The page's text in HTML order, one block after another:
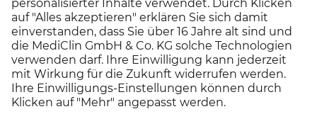
Betriebsleitung, unter Tel.02054 / 88 2152.
Wir freuen uns auf Ihre Bewerbung!